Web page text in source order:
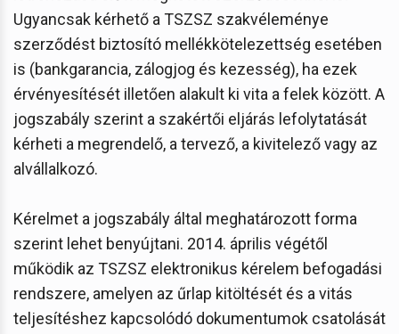
Ugyancsak kérhető a TSZSZ szakvéleménye
szerződést biztosító mellékkötelezettség esetében
is (bankgarancia, zálogjog és kezesség), ha ezek
érvényesítését illetően alakult ki vita a felek között. A
jogszabály szerint a szakértői eljárás lefolytatását
kérheti a megrendelő, a tervező, a kivitelező vagy az
alvállalkozó.
Kérelmet a jogszabály által meghatározott forma
szerint lehet benyújtani. 2014. április végétől
működik az TSZSZ elektronikus kérelem befogadási
rendszere, amelyen az űrlap kitöltését és a vitás
teljesítéshez kapcsolódó dokumentumok csatolását